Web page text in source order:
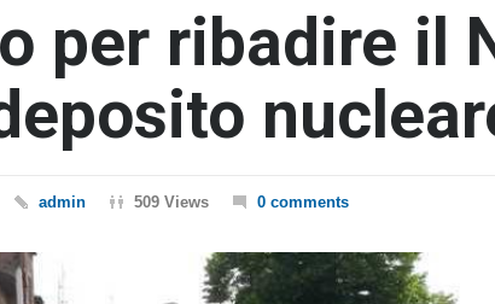
per ribadire il
admin 509 Views 0 comments